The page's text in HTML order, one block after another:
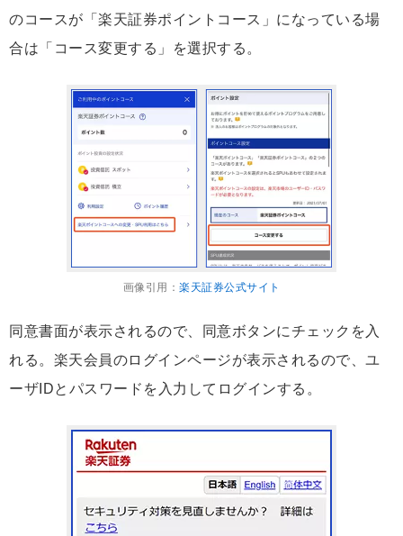
のコースが「楽天証券ポイントコース」になっている場
合は「コース変更する」を選択する。
画像引用： 楽天証券公式サイト
同意書面が表示されるので、同意ボタンにチェックを入
れる。楽天会員のログインページが表示されるので、ユ
ーザIDとパスワードを入力してログインする。